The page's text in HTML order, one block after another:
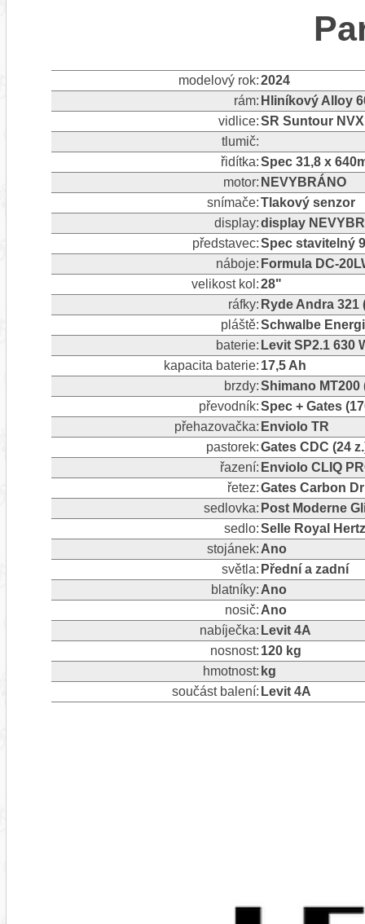
modelový rok:2024
rám: Hliníkový Alloy
vidlice:SR Suntour
tlumič:
řidítka:Spec 31,8 x
motor: NEVYBRÁNO
snímače:Tlakový senzor
display:display
představec:Spec stavitelný
náboje: Formula DC-
velikost kol:28"
ráfky: Ryde Andra 321
pláště:Schwalbe
baterie: Levit SP2.1 630
kapacita baterie: 17,5 Ah
brzdy:Shimano MT200
převodník:Spec + Gates
přehazovačka: Enviolo TR
pastorek:Gates CDC (24
řazení: Enviolo CLIQ
řetez:Gates Carbon
sedlovka: Post Moderne
sedlo:Selle Royal Hertz
stojánek: Ano
světla: Přední a zadní
blatníky: Ano
nosič: Ano
nabíječka: Levit 4A
nosnost: 120 kg
hmotnost: kg
součást balení: Levit 4A